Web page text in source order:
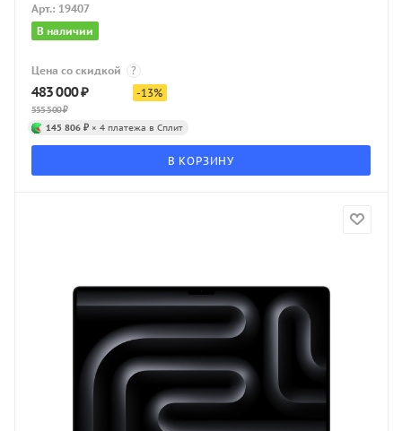
Арт.: 19407
В наличии
Цена со скидкой ?
483 000₽
555 500₽
-13%
145 806 ₽ × 4 платежа в Сплит
В КОРЗИНУ